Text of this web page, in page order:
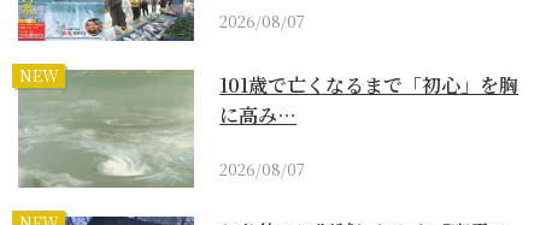
2026/08/07
NEW
101歳で亡くなるまで「初心」を胸
に高み…
2026/08/07